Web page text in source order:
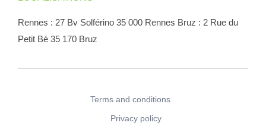
Rennes : 27 Bv Solférino 35 000 Rennes Bruz : 2 Rue du
Petit Bé 35 170 Bruz
Terms and conditions
Privacy policy